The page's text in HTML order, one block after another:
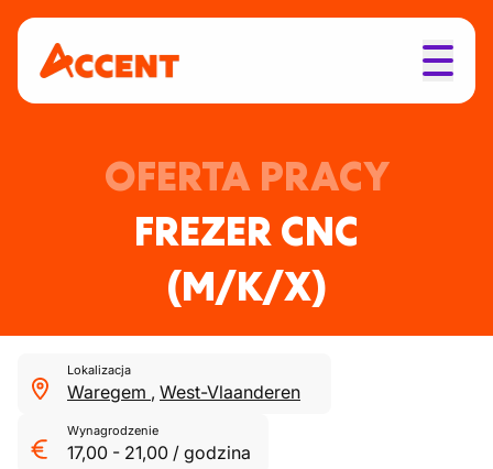
OFERTA PRACY
FREZER CNC
(M/K/X)
Lokalizacja
Waregem , West-Vlaanderen
Wynagrodzenie
17,00 - 21,00 / godzina